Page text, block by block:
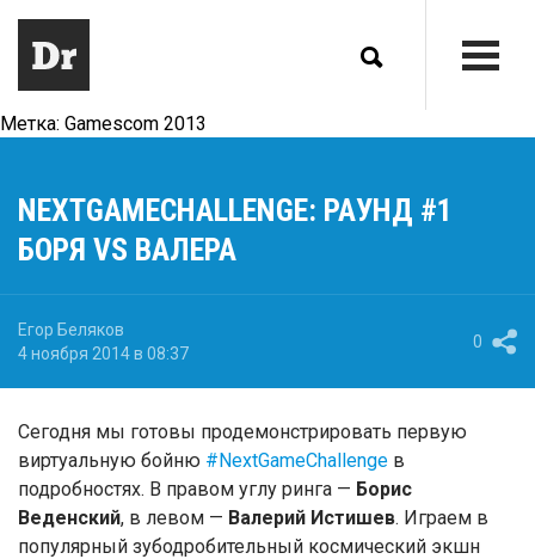
Метка: Gamescom 2013
NEXTGAMECHALLENGE: РАУНД #1
БОРЯ VS ВАЛЕРА
Егор Беляков
4 ноября 2014 в 08:37
0
Сегодня мы готовы продемонстрировать первую
виртуальную бойню #NextGameChallenge в
подробностях. В правом углу ринга — Борис
Веденский, в левом — Валерий Истишев. Играем в
популярный зубодробительный космический экшн